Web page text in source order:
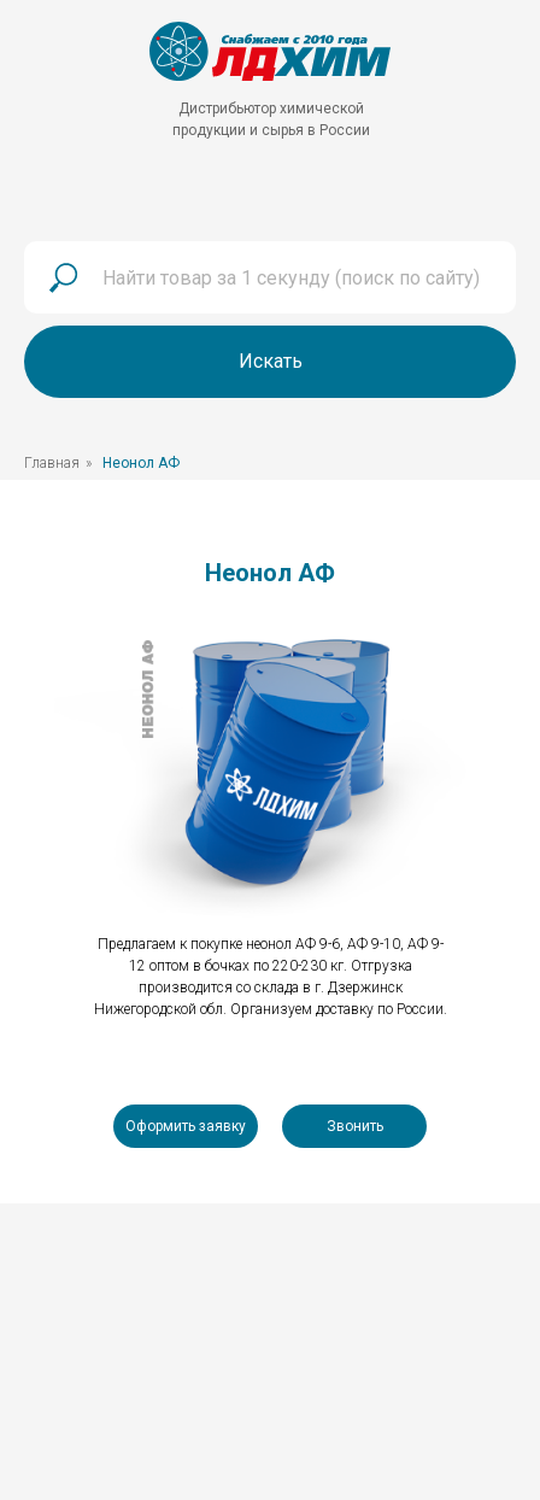
Дистрибьютор химической
продукции и сырья в России
Искать
Главная » Неонол АФ
Неонол АФ
Предлагаем к покупке неонол АФ 9-6, АФ 9-10, АФ 9-
12 оптом в бочках по 220-230 кг. Отгрузка
производится со склада в г. Дзержинск
Нижегородской обл. Организуем доставку по России.
Оформить заявку Звонить